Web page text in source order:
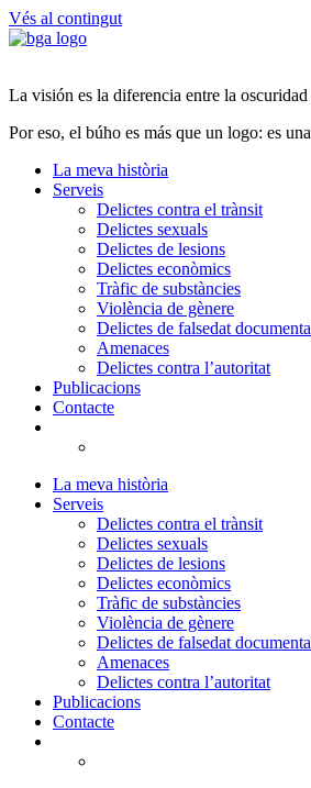
Vés al contingut
La visión es la diferencia entre la
Por eso, el búho es más que un logo: es
La meva història
Serveis
Delictes contra el trànsit
Delictes sexuals
Delictes de lesions
Delictes econòmics
Tràfic de substàncies
Violència de gènere
Delictes de falsedat
Amenaces
Delictes contra l’autoritat
Publicacions
Contacte
La meva història
Serveis
Delictes contra el trànsit
Delictes sexuals
Delictes de lesions
Delictes econòmics
Tràfic de substàncies
Violència de gènere
Delictes de falsedat
Amenaces
Delictes contra l’autoritat
Publicacions
Contacte